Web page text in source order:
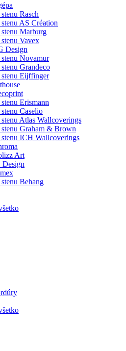
Rasch
AS Création
Marburg
Vavex
Design
Novamur
Grandeco
stenu Eijffinger
Erismann
Caselio
Atlas Wallcoverings
stenu Graham & Brown
stenu ICH Wallcoverings
Art
Design
Behang